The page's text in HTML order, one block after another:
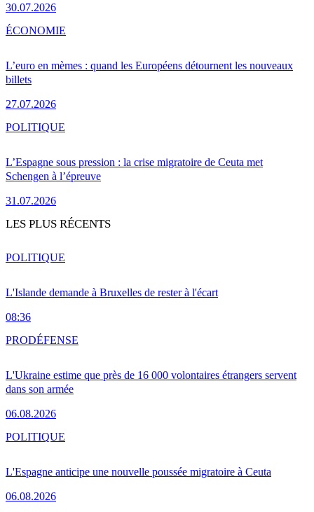
30.07.2026
L’euro en mèmes : quand les Européens détournent les nouveaux
billets
27.07.2026
ÉCONOMIE
L’Espagne sous pression : la crise migratoire de Ceuta met
Schengen à l’épreuve
31.07.2026
POLITIQUE
LES PLUS RÉCENTS
L'Islande demande à Bruxelles de rester à l'écart
08:36
POLITIQUE
L'Ukraine estime que près de 16 000 volontaires étrangers servent
dans son armée
06.08.2026
PRODÉFENSE
L'Espagne anticipe une nouvelle poussée migratoire à Ceuta
06.08.2026
POLITIQUE